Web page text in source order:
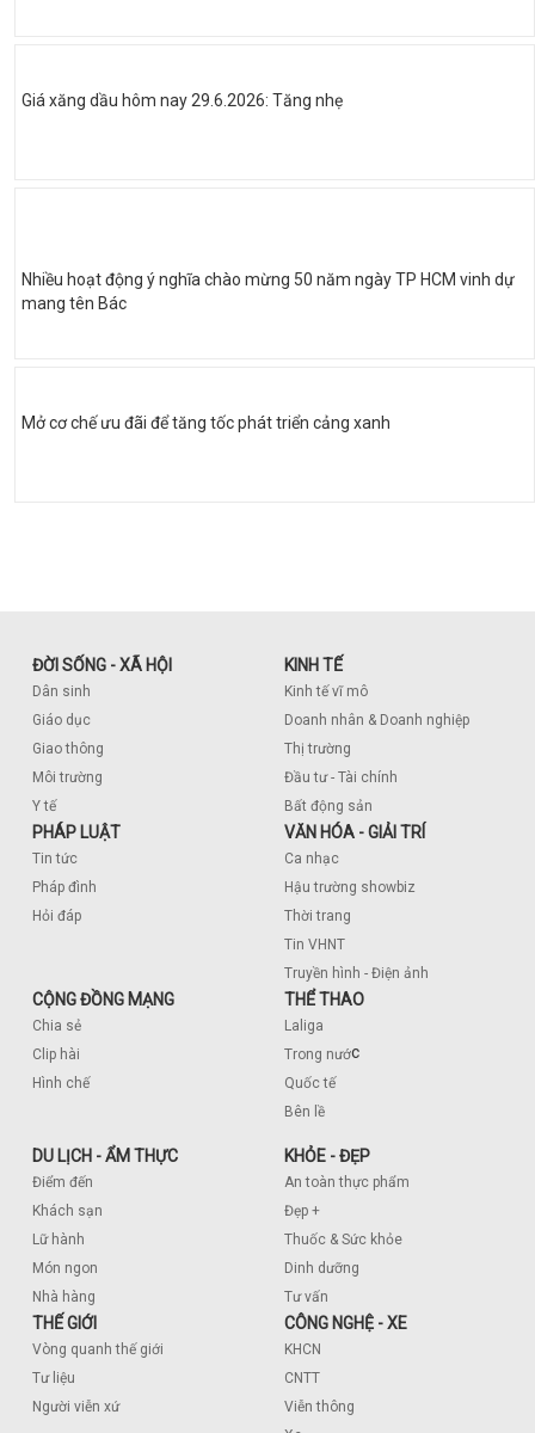
Giá xăng dầu hôm nay 29.6.2026: Tăng nhẹ
Nhiều hoạt động ý nghĩa chào mừng 50 năm ngày TP HCM vinh dự
mang tên Bác
Mở cơ chế ưu đãi để tăng tốc phát triển cảng xanh
ĐỜI SỐNG - XÃ HỘI
Dân sinh
Giáo dục
Giao thông
Môi trường
Y tế
KINH TẾ
Kinh tế vĩ mô
Doanh nhân & Doanh nghiệp
Thị trường
Đầu tư - Tài chính
Bất động sản
PHÁP LUẬT
Tin tức
Pháp đình
Hỏi đáp
VĂN HÓA - GIẢI TRÍ
Ca nhạc
Hậu trường showbiz
Thời trang
Tin VHNT
Truyền hình - Điện ảnh
CỘNG ĐỒNG MẠNG
Chia sẻ
Clip hài
Hình chế
THỂ THAO
Laliga
Trong nước
Quốc tế
Bên lề
DU LỊCH - ẨM THỰC
Điểm đến
Khách sạn
Lữ hành
Món ngon
Nhà hàng
KHỎE - ĐẸP
An toàn thực phẩm
Đẹp +
Thuốc & Sức khỏe
Dinh dưỡng
Tư vấn
THẾ GIỚI
Vòng quanh thế giới
Tư liệu
Người viễn xứ
CÔNG NGHỆ - XE
KHCN
CNTT
Viễn thông